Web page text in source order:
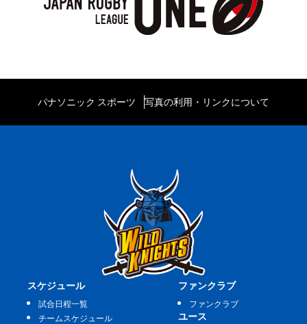
パナソニック スポーツ 写真の利用・リンクについて
スケジュール
試合日程一覧
チームスケジュール
ファンクラブ
ファンクラブ
ユース